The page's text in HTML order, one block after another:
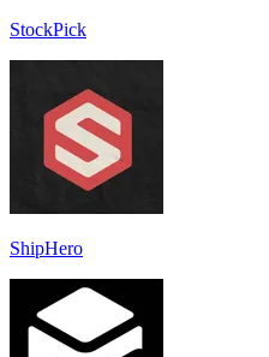
StockPick
ShipHero